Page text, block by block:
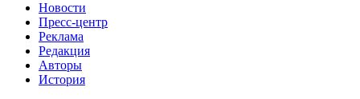
Новости
Пресс-центр
Реклама
Редакция
Авторы
История